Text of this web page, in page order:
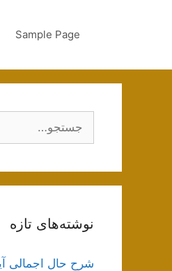
Sample Page
نوشته‌های تازه
شرح حال اجمالی